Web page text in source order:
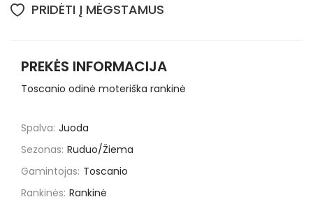
PRIDĖTI Į MĖGSTAMUS
PREKĖS INFORMACIJA
Toscanio odinė moteriška rankinė
Spalva: Juoda
Sezonas: Ruduo/Žiema
Gamintojas: Toscanio
Rankinės: Rankinė